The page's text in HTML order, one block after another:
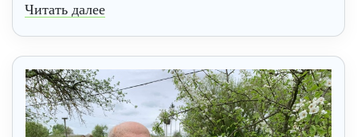
Читать далее